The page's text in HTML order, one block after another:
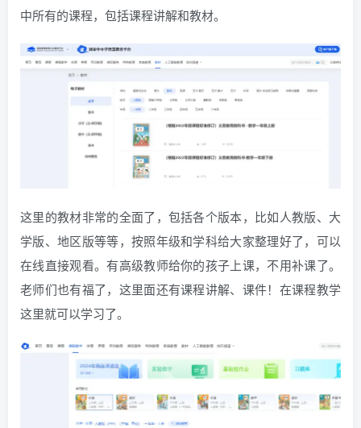
中所有的课程，包括课程讲解和教材。
这里的教材非常的全面了，包括各个版本，比如人教版、大
学版、地区版等等，按照年级和学科给大家整理好了，可以
在线直接观看。有高级教师给你的孩子上课，不用补课了。
老师们也有福了，这里面还有课程讲解、课件！在课程教学
这里就可以学习了。